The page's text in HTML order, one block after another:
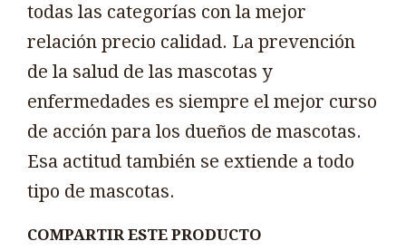
todas las categorías con la mejor
relación precio calidad. La prevención
de la salud de las mascotas y
enfermedades es siempre el mejor curso
de acción para los dueños de mascotas.
Esa actitud también se extiende a todo
tipo de mascotas.
COMPARTIR ESTE PRODUCTO